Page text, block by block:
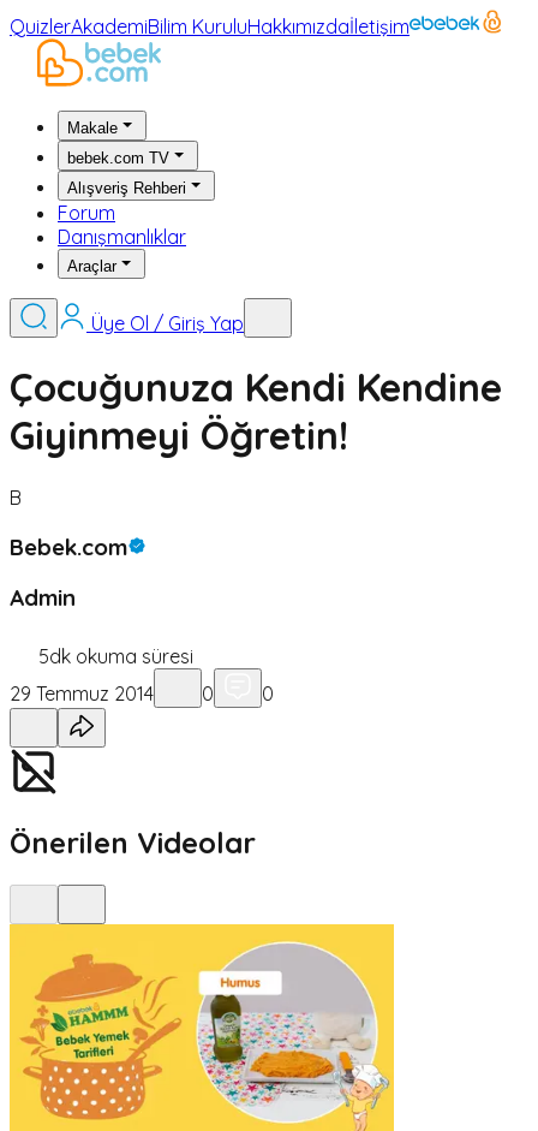
QuizlerAkademiBilim KuruluHakkımızdaİletişim
Makale
bebek.com TV
Alışveriş Rehberi
Forum
Danışmanlıklar
Araçlar
Üye Ol / Giriş Yap
Çocuğunuza Kendi Kendine
Giyinmeyi Öğretin!
B
Bebek.com
Admin
5dk okuma süresi
29 Temmuz 2014
0 0
Önerilen Videolar